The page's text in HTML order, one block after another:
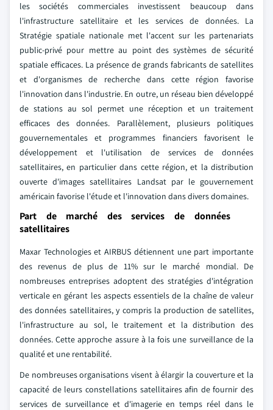
les sociétés commerciales investissent beaucoup dans
l'infrastructure satellitaire et les services de données. La
Stratégie spatiale nationale met l'accent sur les partenariats
public-privé pour mettre au point des systèmes de sécurité
spatiale efficaces. La présence de grands fabricants de satellites
et d'organismes de recherche dans cette région favorise
l'innovation dans l'industrie. En outre, un réseau bien développé
de stations au sol permet une réception et un traitement
efficaces des données. Parallèlement, plusieurs politiques
gouvernementales et programmes financiers favorisent le
développement et l'utilisation de services de données
satellitaires, en particulier dans cette région, et la distribution
ouverte d'images satellitaires Landsat par le gouvernement
américain favorise l'étude et l'innovation dans divers domaines.
Part de marché des services de données
satellitaires
Maxar Technologies et AIRBUS détiennent une part importante
des revenus de plus de 11% sur le marché mondial. De
nombreuses entreprises adoptent des stratégies d'intégration
verticale en gérant les aspects essentiels de la chaîne de valeur
des données satellitaires, y compris la production de satellites,
l'infrastructure au sol, le traitement et la distribution des
données. Cette approche assure à la fois une surveillance de la
qualité et une rentabilité.
De nombreuses organisations visent à élargir la couverture et la
capacité de leurs constellations satellitaires afin de fournir des
services de surveillance et d'imagerie en temps réel dans le